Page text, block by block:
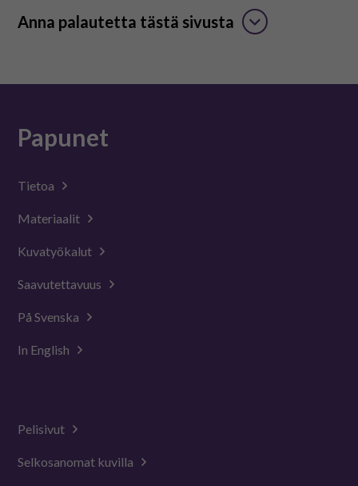
Anna palautetta tästä sivusta
Papunet
Tietoa
Materiaalit
Kuvatyökalut
Saavutettavuus
På Svenska
In English
Pelisivut
Selkosanomat kuvilla